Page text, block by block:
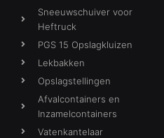
Sneeuwschuiver voor
Heftruck
PGS 15 Opslagkluizen
Lekbakken
Opslagstellingen
Afvalcontainers en
Inzamelcontainers
Vatenkantelaar